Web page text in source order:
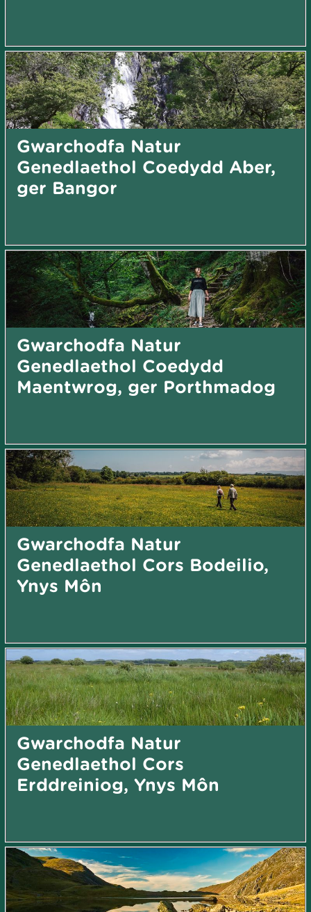
Gwarchodfa Natur
Genedlaethol Coedydd Aber,
ger Bangor
Gwarchodfa Natur
Genedlaethol Coedydd
Maentwrog, ger Porthmadog
Gwarchodfa Natur
Genedlaethol Cors Bodeilio,
Ynys Môn
Gwarchodfa Natur
Genedlaethol Cors
Erddreiniog, Ynys Môn